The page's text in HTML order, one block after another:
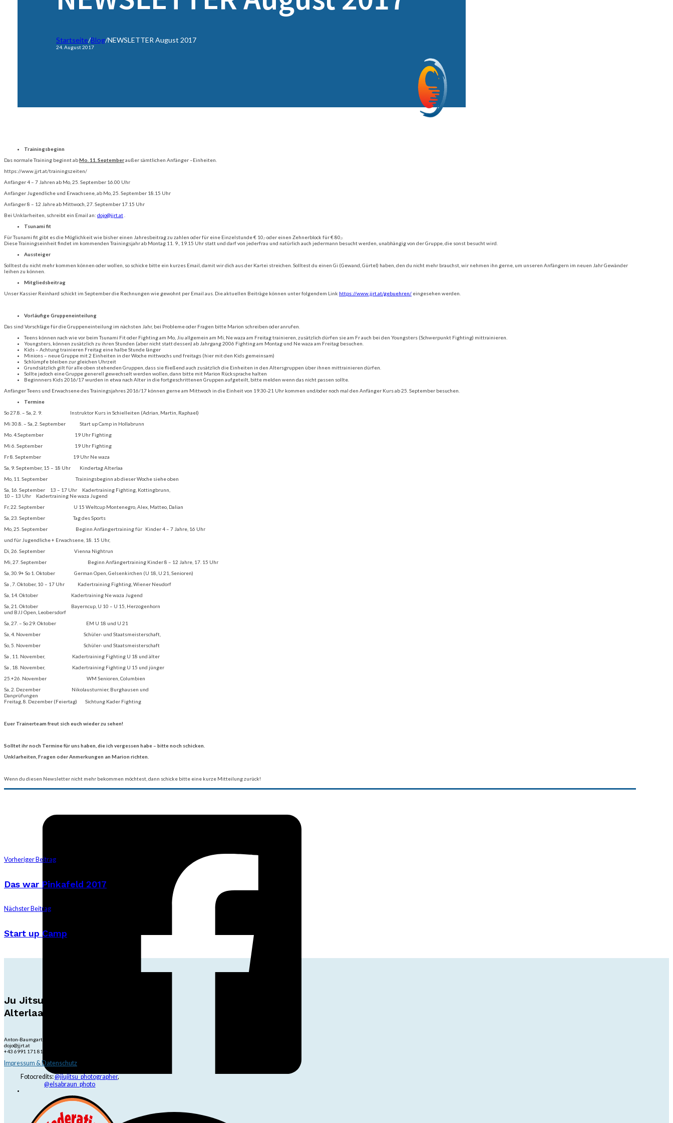
Startseite/Blog/NEWSLETTER August 2017
24. August 2017
Trainingsbeginn
Das normale Training beginnt abMo. 11. Septemberaußer sämtlichen Anfänger –Einheiten.
https://www.jjrt.at/trainingszeiten/
Anfänger 4 – 7 Jahren ab Mo, 25. September 16.00 Uhr
Anfänger Jugendliche und Erwachsene, ab Mo, 25. September 18.15 Uhr
Anfänger 8 – 12 Jahre ab Mittwoch, 27. September 17.15 Uhr
Bei Unklarheiten, schreibt ein Email an: dojo@jjrt.at
Tsunami fit
Für Tsunami fit gibt es die Möglichkeit wie bisher einen Jahresbeitrag zu zahlen oder für eine Einzelstunde € 10,- oder einen Zehnerblock für € 80,-.
Diese Trainingseinheit findet im kommenden Trainingsjahr ab Montag 11. 9., 19.15 Uhr statt und darf von jederfrau und natürlich auch jedermann besucht werden, unabhängig von der Gruppe, die sonst besucht wird.
Aussteiger
Solltest du nicht mehr kommen können oder wollen, so schicke bitte ein kurzes Email, damit wir dich aus der Kartei streichen. Solltest du einen Gi (Gewand, Gürtel) haben, den du nicht mehr brauchst, wir nehmen ihn gerne, um unseren Anfängern im neuen Jahr Gewänder
leihen zu können.
Mitgliedsbeitrag
Unser Kassier Reinhard schickt im September die Rechnungen wie gewohnt per Email aus. Die aktuellen Beiträge können unter folgendem Link https://www.jjrt.at/gebuehren/ eingesehen werden.
Vorläufige Gruppeneinteilung
Das sind Vorschläge für die Gruppeneinteilung im nächsten Jahr, bei Probleme oder Fragen bitte Marion schreiben oder anrufen.
Teens können nach wie vor beim Tsunami Fit oder Fighting am Mo, Jiu allgemein am Mi, Ne waza am Freitag trainieren, zusätzlich dürfen sie am Fr auch bei den Youngsters (Schwerpunkt Fighting) mittrainieren.
Youngsters, können zusätzlich zu ihren Stunden (aber nicht statt dessen) ab Jahrgang 2006 Fighting am Montag und Ne waza am Freitag besuchen.
Kids – Achtung trainieren Freitag eine halbe Stunde länger
Minions – neue Gruppe mit 2 Einheiten in der Woche mittwochs und freitags (hier mit den Kids gemeinsam)
Schlümpfe bleiben zur gleichen Uhrzeit
Grundsätzlich gilt für alle oben stehenden Gruppen, dass sie fließend auch zusätzlich die Einheiten in den Altersgruppen über ihnen mittrainieren dürfen.
Sollte jedoch eine Gruppe generell gewechselt werden wollen, dann bitte mit Marion Rücksprache halten
Beginnners Kids 2016/17 wurden in etwa nach Alter in die fortgeschrittenen Gruppen aufgeteilt, bitte melden wenn das nicht passen sollte.
Anfänger Teens und Erwachsene des Trainingsjahres 2016/17 können gerne am Mittwoch in die Einheit von 19.30-21 Uhr kommen und/oder noch mal den Anfänger Kurs ab 25. September besuchen.
Termine
So 27.8. – Sa, 2. 9. Instruktor Kurs in Schielleiten (Adrian, Martin, Raphael)
Mi 30.8. – Sa, 2. September Start up Camp in Hollabrunn
Mo. 4.September 19 Uhr Fighting
Mi 6. September 19 Uhr Fighting
Fr 8. September 19 Uhr Ne waza
Sa, 9. September, 15 – 18 Uhr Kindertag Alterlaa
Mo, 11. September Trainingsbeginn ab dieser Woche siehe oben
Sa, 16. September 13 – 17 Uhr Kadertraining Fighting, Kottingbrunn,
10 – 13 Uhr Kadertraining Ne waza Jugend
Fr, 22. September U 15 Weltcup Montenegro, Alex, Matteo, Dalian
Sa, 23. September Tag des Sports
Mo, 25. September Beginn Anfängertraining für Kinder 4 – 7 Jahre, 16 Uhr
und für Jugendliche + Erwachsene, 18. 15 Uhr,
Di, 26. September Vienna Nightrun
Mi, 27. September Beginn Anfängertraining Kinder 8 – 12 Jahre, 17. 15 Uhr
Sa, 30.9+ So 1. Oktober German Open, Gelsenkirchen (U 18, U 21, Senioren)
Sa , 7. Oktober, 10 – 17 Uhr Kadertraining Fighting, Wiener Neudorf
Sa, 14. Oktober Kadertraining Ne waza Jugend
Sa, 21. Oktober Bayerncup, U 10 – U 15, Herzogenhorn
und BJJ Open, Leobersdorf
Sa, 27. – So 29. Oktober EM U 18 und U 21
Sa, 4. November Schüler- und Staatsmeisterschaft,
So, 5. November Schüler- und Staatsmeisterschaft
Sa , 11. November, Kadertraining Fighting U 18 und älter
Sa , 18. November, Kadertraining Fighting U 15 und jünger
25.+26. November WM Senioren, Columbien
Sa, 2. Dezember Nikolausturnier, Burghausen und
Danprüfungen
Freitag, 8. Dezember (Feiertag) Sichtung Kader Fighting
Euer Trainerteam freut sich euch wieder zu sehen!
Solltet ihr noch Termine für uns haben, die ich vergessen habe – bitte noch schicken.
Unklarheiten, Fragen oder Anmerkungen an Marion richten.
Wenn du diesen Newsletter nicht mehr bekommen möchtest, dann schicke bitte eine kurze Mitteilung zurück!
Vorheriger Beitrag
Das war Pinkafeld 2017
Nächster Beitrag
Start up Camp
Ju Jitsu Ryu Tsunami
Alterlaa
Anton-Baumgartner-Str. 44/B8/01, 1230 Wien
dojo@jjrt.at
+43 6991 171 81 60
Impressum & Datenschutz
Fotocredits:@jiujitsu_photographer,
@elsabraun_photo